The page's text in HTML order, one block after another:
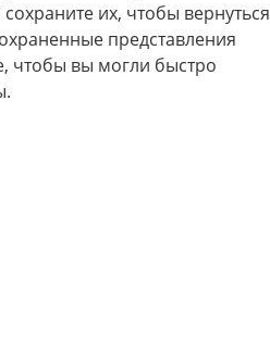
их, чтобы вернуться
представления
чтобы вы могли быстро